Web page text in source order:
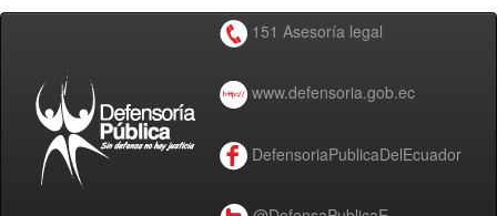
151 Asesoría legal
www.defensoria.gob.ec
DefensoriaPublicaDelEcuador